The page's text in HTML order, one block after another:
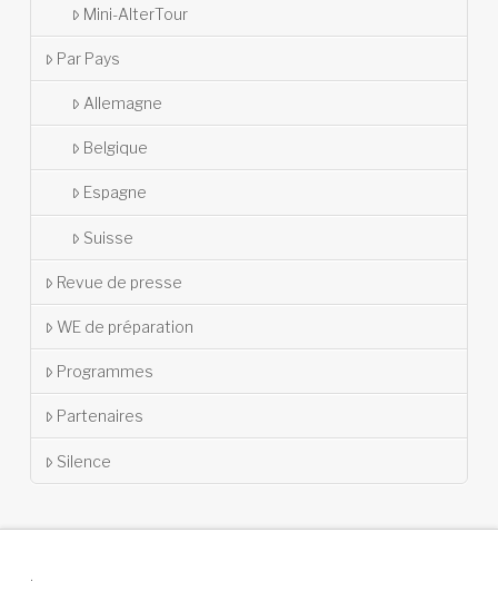
Mini-AlterTour
Par Pays
Allemagne
Belgique
Espagne
Suisse
Revue de presse
WE de préparation
Programmes
Partenaires
Silence